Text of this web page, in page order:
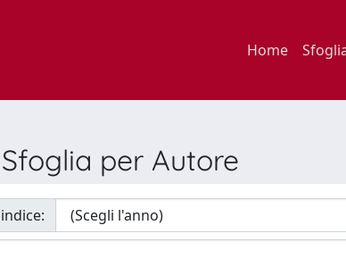
Home
Sfoglia per Autore